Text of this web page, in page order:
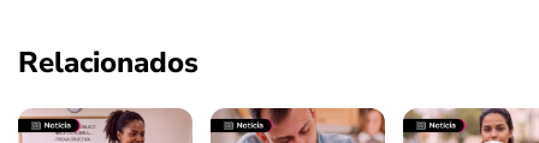
Relacionados